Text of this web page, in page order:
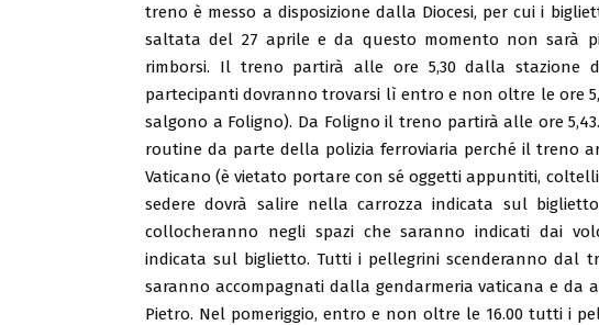
treno è messo a disposizione dalla Diocesi, per cui i
saltata del 27 aprile e da questo momento non sarà
rimborsi. Il treno partirà alle ore 5,30 dalla stazione
partecipanti dovranno trovarsi lì entro e non oltre le ore
salgono a Foligno). Da Foligno il treno partirà alle ore
routine da parte della polizia ferroviaria perché il treno
Vaticano (è vietato portare con sé oggetti appuntiti,
sedere dovrà salire nella carrozza indicata sul
collocheranno negli spazi che saranno indicati dai
indicata sul biglietto. Tutti i pellegrini scenderanno dal
saranno accompagnati dalla gendarmeria vaticana e da
Pietro. Nel pomeriggio, entro e non oltre le 16.00 tutti i